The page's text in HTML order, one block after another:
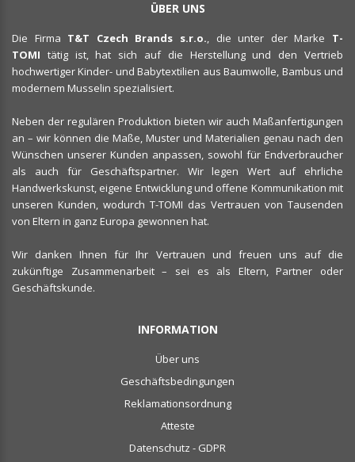
ÜBER UNS
Die Firma T&T Czech Brands s.r.o., die unter der Marke T-
TOMI tätig ist, hat sich auf die Herstellung und den Vertrieb
hochwertiger Kinder- und Babytextilien aus Baumwolle, Bambus und
modernem Musselin spezialisiert.
Neben der regulären Produktion bieten wir auch Maßanfertigungen
an – wir können die Maße, Muster und Materialien genau nach den
Wünschen unserer Kunden anpassen, sowohl für Endverbraucher
als auch für Geschäftspartner. Wir legen Wert auf ehrliche
Handwerkskunst, eigene Entwicklung und offene Kommunikation mit
unseren Kunden, wodurch T-TOMI das Vertrauen von Tausenden
von Eltern in ganz Europa gewonnen hat.
Wir danken Ihnen für Ihr Vertrauen und freuen uns auf die
zukünftige Zusammenarbeit – sei es als Eltern, Partner oder
Geschäftskunde.
INFORMATION
Über uns
Geschäftsbedingungen
Reklamationsordnung
Atteste
Datenschutz - GDPR